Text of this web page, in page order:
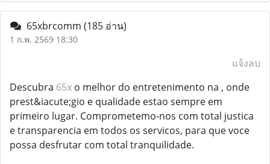
65xbrcomm (185 อ่าน)
1 ก.พ. 2569 18:30
แจ้งลบ
Descubra 65x o melhor do entretenimento na , onde
prest&iacute;gio e qualidade estao sempre em
primeiro lugar. Comprometemo-nos com total justica
e transparencia em todos os servicos, para que voce
possa desfrutar com total tranquilidade.